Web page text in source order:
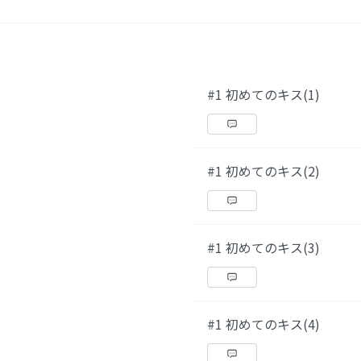
#1 初めてのキス(1)
#1 初めてのキス(2)
#1 初めてのキス(3)
#1 初めてのキス(4)